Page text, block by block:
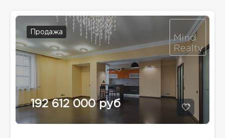
Продажа
192 612 000 руб